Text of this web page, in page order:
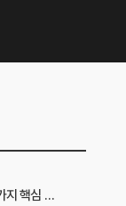
2025년 다이렉트실비, 가입 전 놓치면 안 될 5가지 핵심 질문!